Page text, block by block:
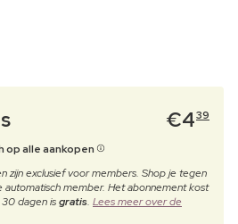
€439
op alle aankopen
zijn exclusief voor members. Shop je tegen
automatisch member. Het abonnement kost
dagen isgratis. Lees meer over de